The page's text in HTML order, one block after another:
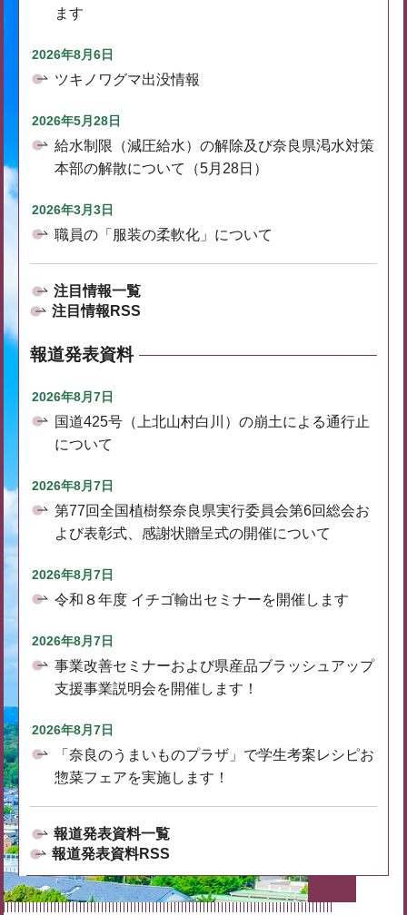
ます
2026年8月6日
ツキノワグマ出没情報
2026年5月28日
給水制限（減圧給水）の解除及び奈良県渇水対策
本部の解散について（5月28日）
2026年3月3日
職員の「服装の柔軟化」について
注目情報一覧
注目情報RSS
報道発表資料
2026年8月7日
国道425号（上北山村白川）の崩土による通行止
について
2026年8月7日
第77回全国植樹祭奈良県実行委員会第6回総会お
よび表彰式、感謝状贈呈式の開催について
2026年8月7日
令和８年度 イチゴ輸出セミナーを開催します
2026年8月7日
事業改善セミナーおよび県産品ブラッシュアップ
支援事業説明会を開催します！
2026年8月7日
「奈良のうまいものプラザ」で学生考案レシピお
惣菜フェアを実施します！
報道発表資料一覧
報道発表資料RSS